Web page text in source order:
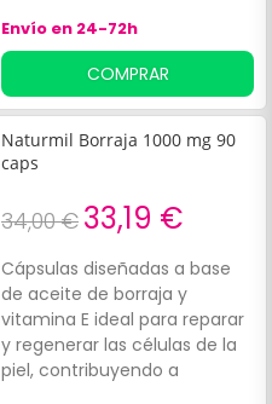
piel.
Envío en 24-72h
COMPRAR
Naturmil Borraja 1000 mg 90
caps
34,00 € 33,19 €
Cápsulas diseñadas a base
de aceite de borraja y
vitamina E ideal para reparar
y regenerar las células de la
piel, contribuyendo a